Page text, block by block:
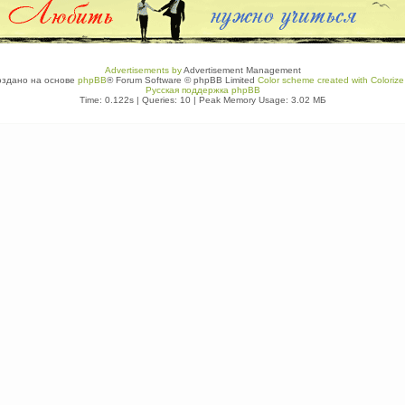
Advertisements byAdvertisement Management
на основе phpBB® Forum Software © phpBB Limited Color scheme created with
Русская поддержка phpBB
Time: 0.122s| Queries: 10| Peak Memory Usage: 3.02 МБ